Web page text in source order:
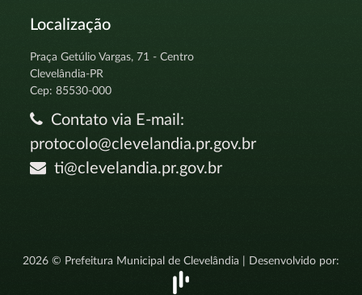
Localização
Praça Getúlio Vargas, 71 - Centro
Clevelândia-PR
Cep: 85530-000
Contato via E-mail:
protocolo@clevelandia.pr.gov.br
ti@clevelandia.pr.gov.br
2026 © Prefeitura Municipal de Clevelândia | Desenvolvido por: